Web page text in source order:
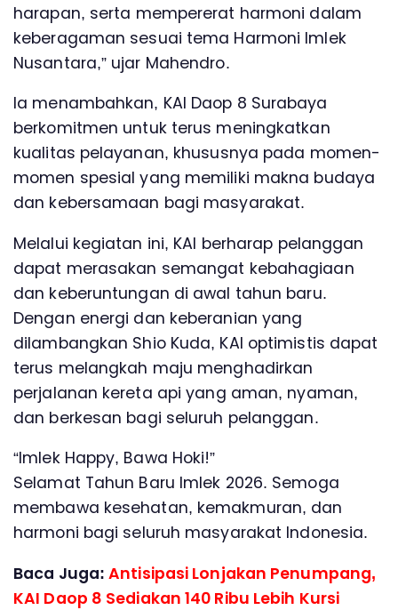
harapan, serta mempererat harmoni dalam
keberagaman sesuai tema Harmoni Imlek
Nusantara,” ujar Mahendro.
Ia menambahkan, KAI Daop 8 Surabaya
berkomitmen untuk terus meningkatkan
kualitas pelayanan, khususnya pada momen-
momen spesial yang memiliki makna budaya
dan kebersamaan bagi masyarakat.
Melalui kegiatan ini, KAI berharap pelanggan
dapat merasakan semangat kebahagiaan
dan keberuntungan di awal tahun baru.
Dengan energi dan keberanian yang
dilambangkan Shio Kuda, KAI optimistis dapat
terus melangkah maju menghadirkan
perjalanan kereta api yang aman, nyaman,
dan berkesan bagi seluruh pelanggan.
“Imlek Happy, Bawa Hoki!”
Selamat Tahun Baru Imlek 2026. Semoga
membawa kesehatan, kemakmuran, dan
harmoni bagi seluruh masyarakat Indonesia.
Baca Juga:Antisipasi Lonjakan Penumpang,
KAI Daop 8 Sediakan 140 Ribu Lebih Kursi